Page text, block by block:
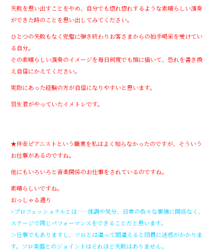
失敗を思い出すことをやめ、自分でも惚れ惚れするような素晴らしい演奏
ができた時のことを思い出してみてください。
ひとつの失敗もなく完璧に弾き終わりお客さまからの拍手喝采を受けてい
る自分。
その素晴らしい演奏のイメージを毎日何度でも頭に描いて、恐れを書き換
え自信にかえてください。
実際にあった経験の方が自信になりやすいと思います。
羽生君がやっていたイメトレです。
★伴走ピアニストという職業を私はよく知らなかったのですが、そういう
お仕事があるのですね。
他にもいろいろと音楽関係のお仕事をされているのですね。
素晴らしいですね。
おっしゃる通り
>プロフェッショナルとは……体調や気分、日常の色々な事情に関係なく、
ステージで同じパフォーマンスをできることだと思います。
＞仕事でもありますし、ソロとは違って間違えると団員に迷惑がかかりま
す。ソロ楽器とのジョイントはそれほど失敗はありません。